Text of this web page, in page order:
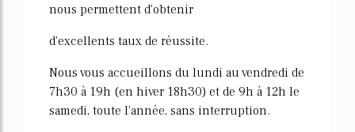
nous permettent d'obtenir
d'excellents taux de réussite.
Nous vous accueillons du lundi au vendredi de
7h30 à 19h (en hiver 18h30) et de 9h à 12h le
samedi, toute l'année, sans interruption.